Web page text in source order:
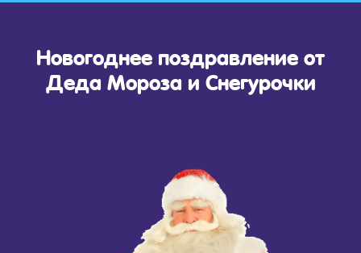
Новогоднее поздравление от
Деда Мороза и Снегурочки